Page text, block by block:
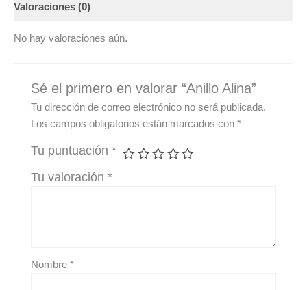
Valoraciones (0)
No hay valoraciones aún.
Sé el primero en valorar “Anillo Alina”
Tu dirección de correo electrónico no será publicada.
Los campos obligatorios están marcados con*
Tu puntuación*
Tu valoración*
Nombre*